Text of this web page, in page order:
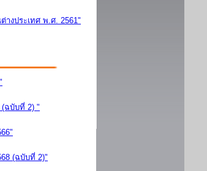
งประเทศ พ.ศ. 2561"
(ฉบับที่ 2) "
(ฉบับที่ 2)"